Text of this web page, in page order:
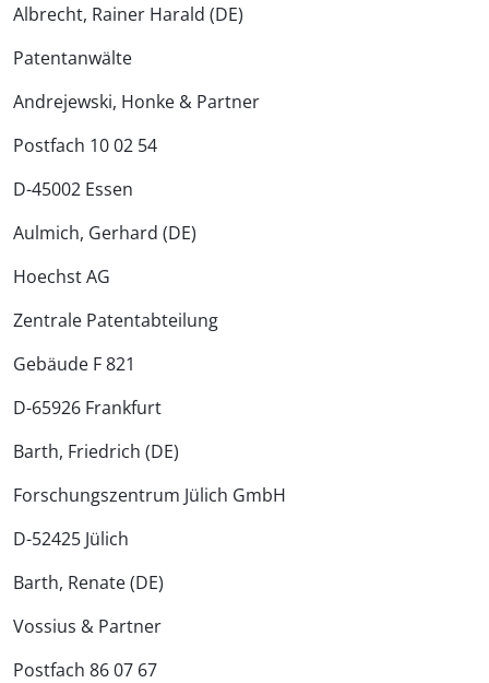
Albrecht, Rainer Harald (DE)
Patentanwälte
Andrejewski, Honke & Partner
Postfach 10 02 54
D-45002 Essen
Aulmich, Gerhard (DE)
Hoechst AG
Zentrale Patentabteilung
Gebäude F 821
D-65926 Frankfurt
Barth, Friedrich (DE)
Forschungszentrum Jülich GmbH
D-52425 Jülich
Barth, Renate (DE)
Vossius & Partner
Postfach 86 07 67